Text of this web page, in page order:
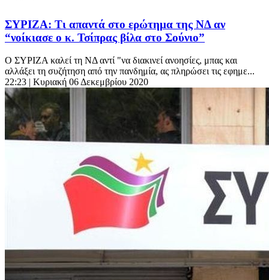
ΣΥΡΙΖΑ: Τι απαντά στο ερώτημα της ΝΔ αν
“νοίκιασε ο κ. Τσίπρας βίλα στο Σούνιο”
Ο ΣΥΡΙΖΑ καλεί τη ΝΔ αντί "να διακινεί ανοησίες, μπας και
αλλάξει τη συζήτηση από την πανδημία, ας πληρώσει τις εφημε...
22:23 | Κυριακή 06 Δεκεμβρίου 2020